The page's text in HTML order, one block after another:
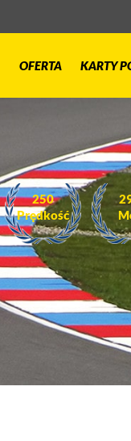
OFERTA KARTY
230
Prędkość